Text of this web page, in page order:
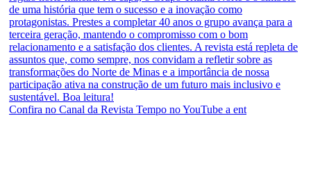
Confira no Canal da Revista Tempo no YouTube a ent